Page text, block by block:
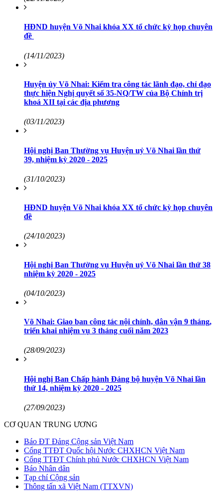
HĐND huyện Võ Nhai khóa XX tổ chức kỳ họp chuyên
đề
(14/11/2023)
Huyện ủy Võ Nhai: Kiểm tra công tác lãnh đạo, chỉ đạo
thực hiện Nghị quyết số 35-NQ/TW của Bộ Chính trị
khoá XII tại các địa phương
(03/11/2023)
Hội nghị Ban Thường vụ Huyện uỷ Võ Nhai lần thứ
39, nhiệm kỳ 2020 - 2025
(31/10/2023)
HĐND huyện Võ Nhai khóa XX tổ chức kỳ họp chuyên
đề
(24/10/2023)
Hội nghị Ban Thường vụ Huyện uỷ Võ Nhai lần thứ 38
nhiệm kỳ 2020 - 2025
(04/10/2023)
Võ Nhai: Giao ban công tác nội chính, dân vận 9 tháng,
triển khai nhiệm vụ 3 tháng cuối năm 2023
(28/09/2023)
Hội nghị Ban Chấp hành Đảng bộ huyện Võ Nhai lần
thứ 14, nhiệm kỳ 2020 - 2025
(27/09/2023)
CƠ QUAN TRUNG ƯƠNG
Báo ĐT Đảng Cộng sản Việt Nam
Cổng TTĐT Quốc hội Nước CHXHCN Việt Nam
Cổng TTĐT Chính phủ Nước CHXHCN Việt Nam
Báo Nhân dân
Tạp chí Cộng sản
Thông tấn xã Việt Nam (TTXVN)